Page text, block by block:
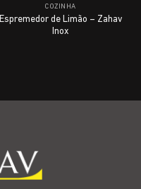
COZINHA
Espremedor de Limão – Zahav
Inox